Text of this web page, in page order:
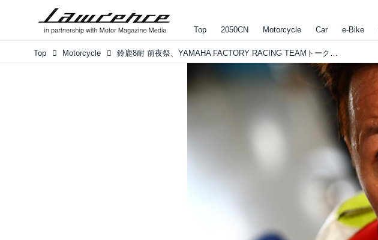
Top 2050CN Motorcycle Car e-Bike
Top Motorcycle 鈴鹿8耐 前夜祭、YAMAHA FACTORY RACING TEAMトークショーが決定！